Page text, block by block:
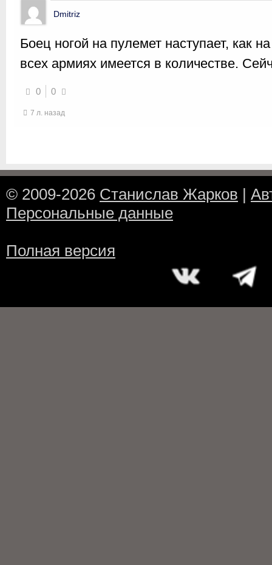
Dmitriz
Боец ногой на пулемет наступает, как
всех армиях имеется в количестве.
0 0
7 л. назад
© 2009-2026 Станислав Жарков |
Персональные данные
Полная версия